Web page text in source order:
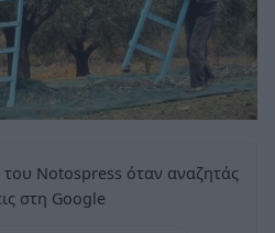
Notospress όταν αναζητάς
στη Google